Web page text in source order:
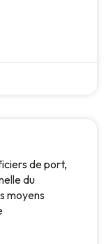
de port,
du
moyens